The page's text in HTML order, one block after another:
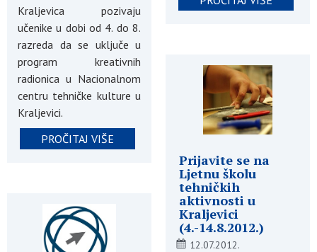
Kraljevica pozivaju
učenike u dobi od 4. do 8.
razreda da se uključe u
program kreativnih
radionica u Nacionalnom
centru tehničke kulture u
Kraljevici.
PROČITAJ VIŠE
Prijavite se na
Ljetnu školu
tehničkih
aktivnosti u
Kraljevici
(4.-14.8.2012.)
12.07.2012.